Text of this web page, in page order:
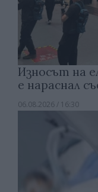
Износът на
е нараснал
06.08.2026 / 16:30